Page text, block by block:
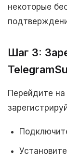
некоторые
Шаг 3:
Перейдите на